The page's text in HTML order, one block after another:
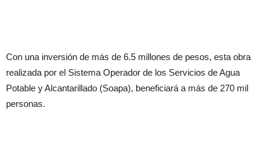
Con una inversión de más de 6.5 millones de pesos, esta obra
realizada por el Sistema Operador de los Servicios de Agua
Potable y Alcantarillado (Soapa), beneficiará a más de 270 mil
personas.